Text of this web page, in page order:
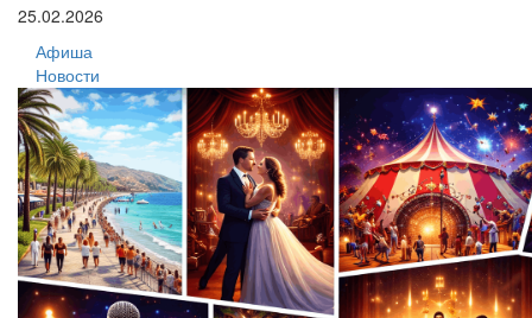
25.02.2026
Афиша
Новости